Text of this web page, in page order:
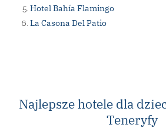
Hotel Bahía Flamingo
La Casona Del Patio
Najlepsze hotele dla
Teneryfy